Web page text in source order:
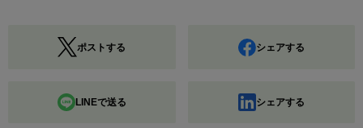
ポストする シェアする
LINEで送る シェアする